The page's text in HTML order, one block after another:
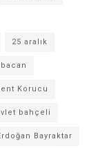
25 aralık
Korucu
bahçeli
Bayraktar